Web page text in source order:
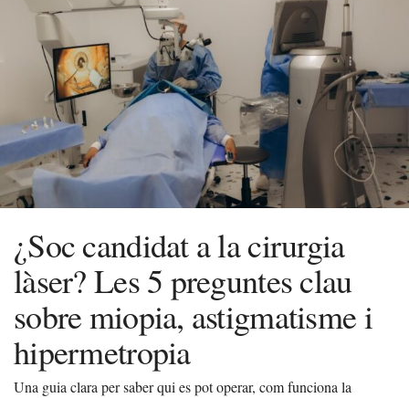
¿Soc candidat a la cirurgia
làser? Les 5 preguntes clau
sobre miopia, astigmatisme i
hipermetropia
Una guia clara per saber qui es pot operar, com funciona la